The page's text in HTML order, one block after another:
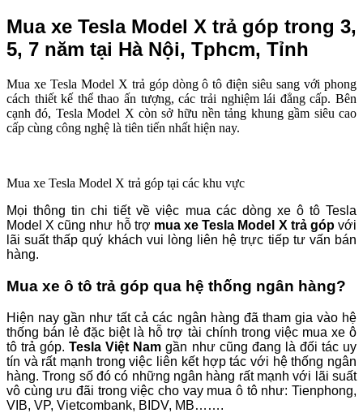
Mua xe Tesla Model X trả góp trong 3,
5, 7 năm tại Hà Nội, Tphcm, Tỉnh
Mua xe Tesla Model X trả góp dòng ô tô điện siêu sang với phong
cách thiết kế thể thao ấn tượng, các trải nghiệm lái đẳng cấp. Bên
cạnh đó, Tesla Model X còn sở hữu nền tảng khung gầm siêu cao
cấp cùng công nghệ là tiên tiến nhất hiện nay.
Mua xe Tesla Model X trả góp tại các khu vực
Mọi thông tin chi tiết về việc mua các dòng xe ô tô Tesla
Model X cũng như hỗ trợ mua xe Tesla Model X trả gópvới
lãi suất thấp quý khách vui lòng liên hệ trực tiếp tư vấn bán
hàng.
Mua xe ô tô trả góp qua hệ thống ngân hàng?
Hiện nay gần như tất cả các ngân hàng đã tham gia vào hệ
thống bán lẻ đặc biệt là hỗ trợ tài chính trong việc mua xe ô
tô trả góp.Tesla Việt Namgần như cũng đang là đối tác uy
tín và rất mạnh trong việc liên kết hợp tác với hệ thống ngân
hàng. Trong số đó có những ngân hàng rất mạnh với lãi suất
vô cùng ưu đãi trong việc cho vay mua ô tô như: Tienphong,
VIB, VP, Vietcombank, BIDV, MB…….